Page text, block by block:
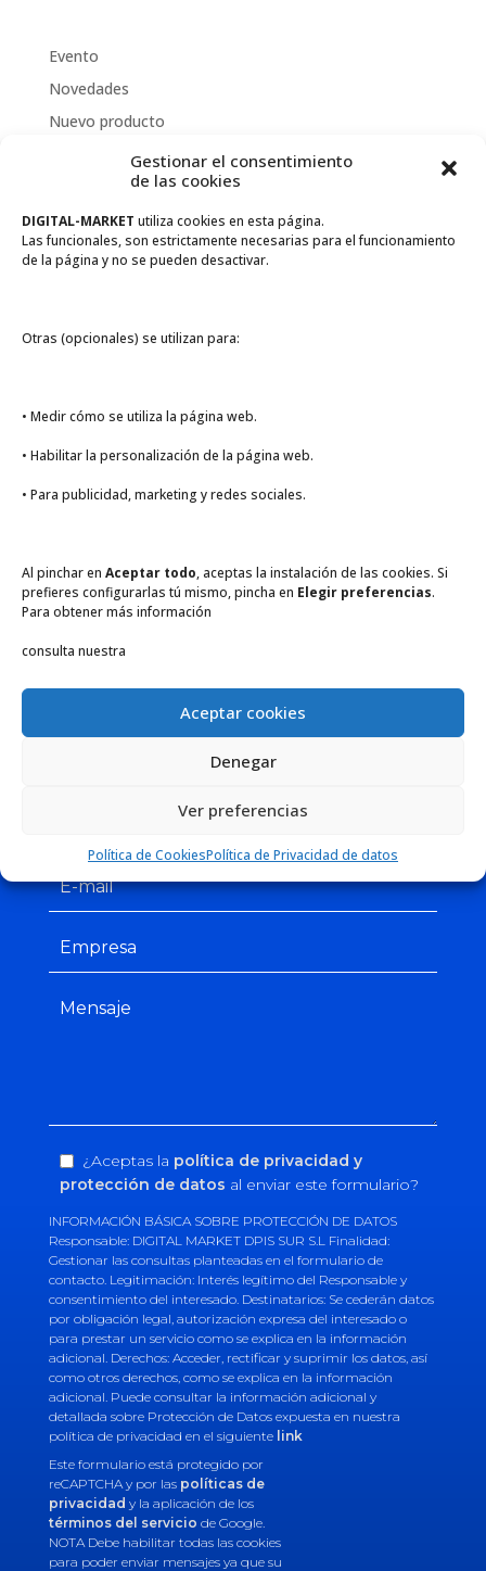
Gestionar el consentimiento
de las cookies
DIGITAL-MARKET utiliza cookies en esta página.
Las funcionales, son estrictamente necesarias para el funcionamiento
de la página y no se pueden desactivar.
Otras (opcionales) se utilizan para:
• Medir cómo se utiliza la página web.
• Habilitar la personalización de la página web.
• Para publicidad, marketing y redes sociales.
Al pinchar en Aceptar todo, aceptas la instalación de las cookies. Si
prefieres configurarlas tú mismo, pincha en Elegir preferencias.
Para obtener más información
consulta nuestra
Aceptar cookies
Denegar
Ver preferencias
Política de CookiesPolítica de Privacidad de datos
Evento
Novedades
Nuevo producto
Oferta de empleo
Meta
Acceder
Feed de comentarios
CONTACTO
¿Aceptas la política de privacidad y
protección de datos al enviar este formulario?
INFORMACIÓN BÁSICA SOBRE PROTECCIÓN DE DATOS
Responsable: DIGITAL MARKET DPIS SUR S.L Finalidad:
Gestionar las consultas planteadas en el formulario de
contacto. Legitimación: Interés legítimo del Responsable y
consentimiento del interesado. Destinatarios: Se cederán datos
por obligación legal, autorización expresa del interesado o
para prestar un servicio como se explica en la información
adicional. Derechos: Acceder, rectificar y suprimir los datos, así
como otros derechos, como se explica en la información
adicional. Puede consultar la información adicional y
detallada sobre Protección de Datos expuesta en nuestra
política de privacidad en el siguiente link
Este formulario está protegido por
reCAPTCHA y por las políticas de
privacidad y la aplicación de los
términos del servicio de Google.
NOTA Debe habilitar todas las cookies
para poder enviar mensajes ya que su